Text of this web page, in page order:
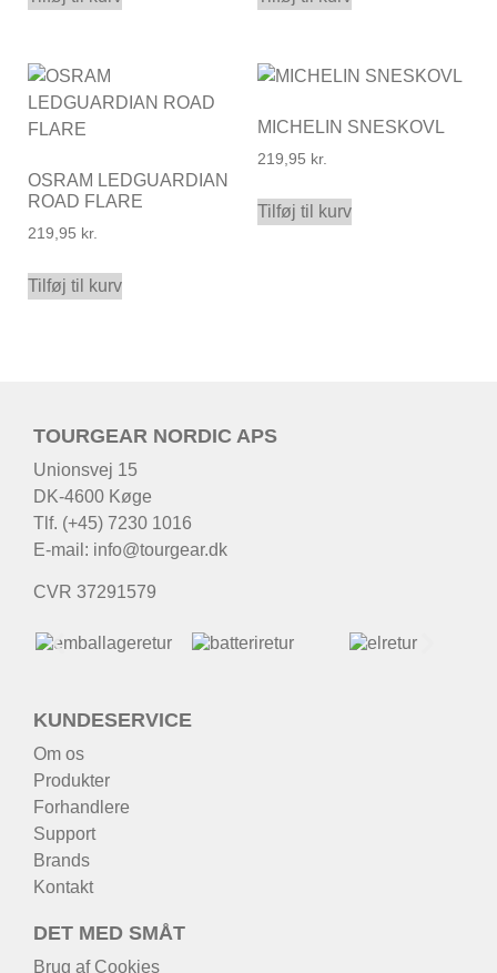
OSRAM LEDGUARDIAN
ROAD FLARE
219,95 kr.
Tilføj til kurv
MICHELIN SNESKOVL
219,95 kr.
Tilføj til kurv
TOURGEAR NORDIC APS
Unionsvej 15
DK-4600 Køge
Tlf. (+45) 7230 1016
E-mail: info@tourgear.dk
CVR 37291579
KUNDESERVICE
Om os
Produkter
Forhandlere
Support
Brands
Kontakt
DET MED SMÅT
Brug af Cookies